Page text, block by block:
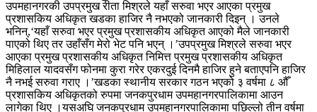
उपमहानगरकी उपप्रमुख रीता मिश्रले यहाँ सरुवा भएर आएका प्रमुख
प्रशासकिय अधिकृत खडका हाजिर नै नभएको जानकारी दिइन् । उनले
भनिन्,‘यहाँ सरुवा भएर प्रमुख प्रशासकीय अधिकृत आएको मैले जानकारी
पाएको थिए तर उहाँसँग मेरो भेट पनि भएन् ।’उपप्रमुख मिश्रले सरुवा भएर
आएका प्रमुख प्रशासकीय अधिकृत निमित्त प्रमुख प्रशासकीय अधिकृत
मिहिलाल यादवसँग फोनमा कुरा गरेर एकरदुई दिनमै हाजिर हुने बताएपनि हाजिर
नै नभई सरुवा गराए ।’खडका स्थानीय सरकार गठन भएको ३ वर्षमा ८ औँ
प्रशासकिय अधिकृतको रुपमा जनकपुरधाम उपमहानगरपालिकामा आउन
लागेका थिए ।यसअघि जनकपुरधाम उपमहानगरपालिकामा पछिल्लो तीन वर्षमा